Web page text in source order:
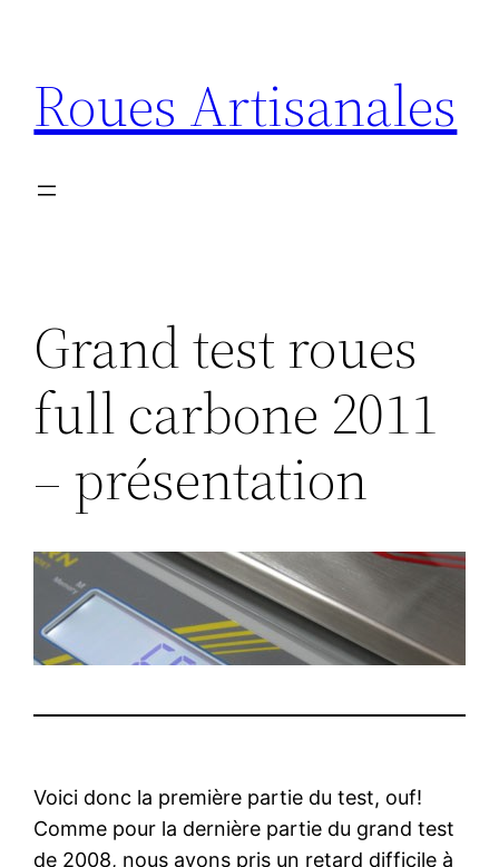
contenu
Roues Artisanales
Grand test roues
full carbone 2011
– présentation
Voici donc la première partie du test, ouf!
Comme pour la dernière partie du grand test
de 2008, nous avons pris un retard difficile à